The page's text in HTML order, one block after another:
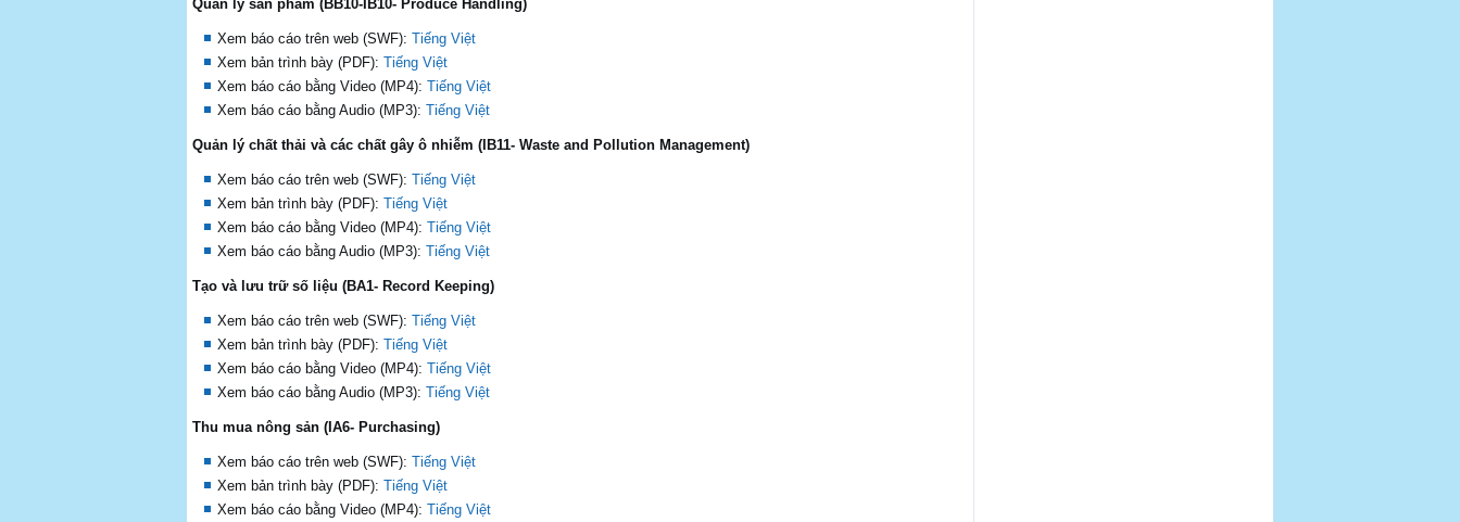
Quản lý sản phẩm (BB10-IB10- Produce Handling)
Xem báo cáo trên web (SWF): Tiếng Việt
Xem bản trình bày (PDF): Tiếng Việt
Xem báo cáo bằng Video (MP4): Tiếng Việt
Xem báo cáo bằng Audio (MP3): Tiếng Việt
Quản lý chất thải và các chất gây ô nhiễm (IB11- Waste and Pollution Management)
Xem báo cáo trên web (SWF): Tiếng Việt
Xem bản trình bày (PDF): Tiếng Việt
Xem báo cáo bằng Video (MP4): Tiếng Việt
Xem báo cáo bằng Audio (MP3): Tiếng Việt
Tạo và lưu trữ số liệu (BA1- Record Keeping)
Xem báo cáo trên web (SWF): Tiếng Việt
Xem bản trình bày (PDF): Tiếng Việt
Xem báo cáo bằng Video (MP4): Tiếng Việt
Xem báo cáo bằng Audio (MP3): Tiếng Việt
Thu mua nông sản (IA6- Purchasing)
Xem báo cáo trên web (SWF): Tiếng Việt
Xem bản trình bày (PDF): Tiếng Việt
Xem báo cáo bằng Video (MP4): Tiếng Việt